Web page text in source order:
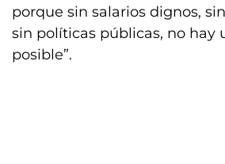
porque sin salarios dignos,
sin políticas públicas, no hay
posible”.